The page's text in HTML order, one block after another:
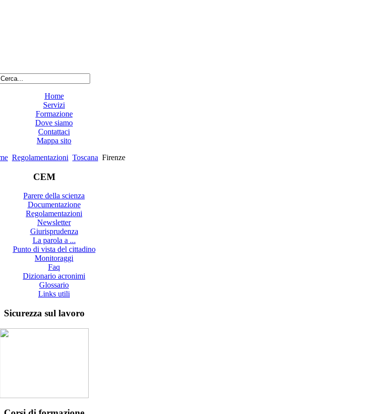
Home
Servizi
Formazione
Dove siamo
Contattaci
Mappa sito
Regolamentazioni Toscana Firenze
CEM
Parere della scienza
Documentazione
Regolamentazioni
Newsletter
Giurisprudenza
La parola a ...
Punto di vista del cittadino
Monitoraggi
Faq
Dizionario acronimi
Glossario
Links utili
Sicurezza sul lavoro